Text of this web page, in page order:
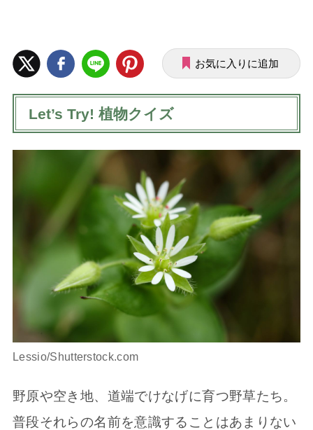
お気に入りに追加
Let’s Try! 植物クイズ
Lessio/Shutterstock.com
野原や空き地、道端でけなげに育つ野草たち。
普段それらの名前を意識することはあまりない